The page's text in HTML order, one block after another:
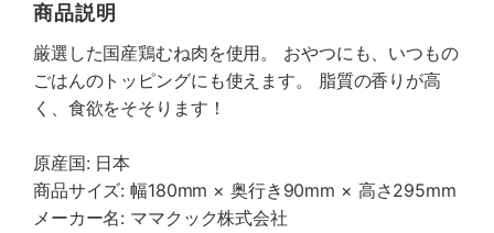
商品説明
厳選した国産鶏むね肉を使用。 おやつにも、いつもの
ごはんのトッピングにも使えます。 脂質の香りが高
く、食欲をそそります！
原産国: 日本
商品サイズ: 幅180mm × 奥行き90mm × 高さ295mm
メーカー名: ママクック株式会社